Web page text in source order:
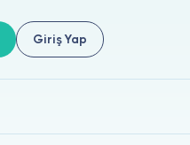
Giriş Yap